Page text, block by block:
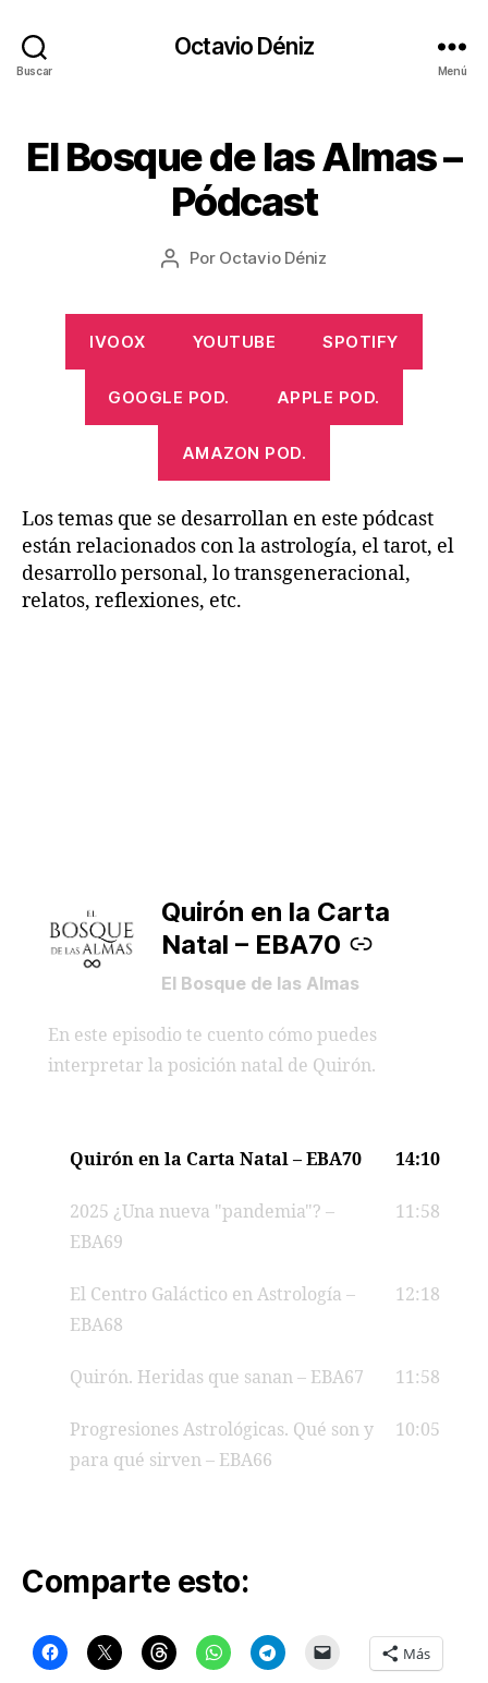
Buscar
Octavio Déniz
Menú
Categorías
El Bosque de las Almas –
Pódcast
Autor
entrada
Por Octavio Déniz
Fecha
entrada
6
0
/
IVOOX YOUTUBE SPOTIFY
GOOGLE POD. APPLE POD.
AMAZON POD.
Los temas que se desarrollan en este pódcast
están relacionados con la astrología, el tarot, el
desarrollo personal, lo transgeneracional,
relatos, reflexiones, etc.
Quirón en la Carta
Natal – EBA70
–
El Bosque de las Almas
En este episodio te cuento cómo puedes
interpretar la posición natal de Quirón.
Quirón en la Carta Natal – EBA70 14:10
2025 ¿Una nueva "pandemia"? –
EBA69
11:58
El Centro Galáctico en Astrología –
EBA68
12:18
Quirón. Heridas que sanan – EBA67 11:58
Progresiones Astrológicas. Qué son y
para qué sirven – EBA66
10:05
Comparte esto:
Más